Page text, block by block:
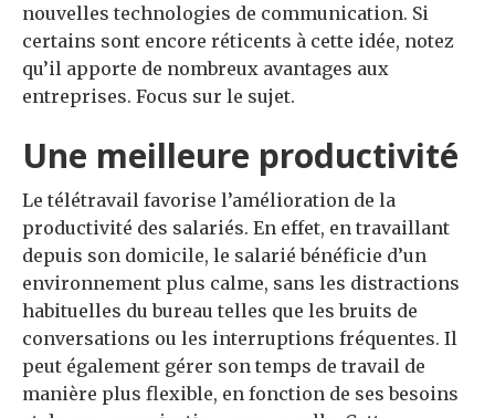
nouvelles technologies de communication. Si
certains sont encore réticents à cette idée, notez
qu’il apporte de nombreux avantages aux
entreprises. Focus sur le sujet.
Une meilleure productivité
Le télétravail favorise l’amélioration de la
productivité des salariés. En effet, en travaillant
depuis son domicile, le salarié bénéficie d’un
environnement plus calme, sans les distractions
habituelles du bureau telles que les bruits de
conversations ou les interruptions fréquentes. Il
peut également gérer son temps de travail de
manière plus flexible, en fonction de ses besoins